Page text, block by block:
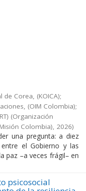
Corea, (KOICA);
(OIM Colombia);
(Organización
Colombia), 2026)
una pregunta: a diez
el Gobierno y las
paz –a veces frágil– en
psicosocial